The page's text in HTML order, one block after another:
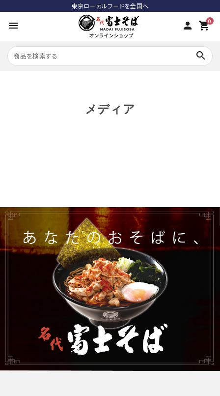
東京ローカルフードを全国へ
menu
person
meeting_room
0
shopping_cart
search
search
めん
たれ・めんつゆ
サービス
メディア